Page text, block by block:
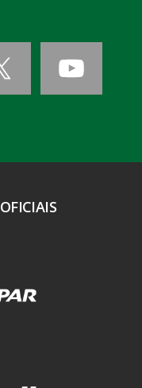
OFICIAIS